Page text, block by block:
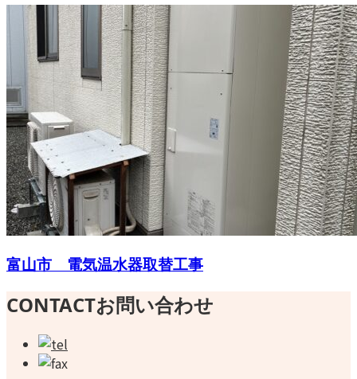
富山市 電気温水器取替工事
CONTACTお問い合わせ